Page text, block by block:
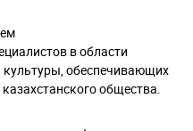
в области
культуры, обеспечивающих
общества.